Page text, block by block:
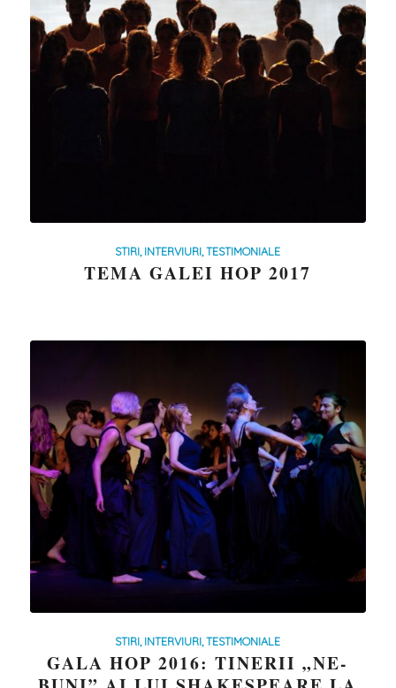
STIRI, INTERVIURI, TESTIMONIALE
TEMA GALEI HOP 2017
STIRI, INTERVIURI, TESTIMONIALE
GALA HOP 2016: TINERII „NE-